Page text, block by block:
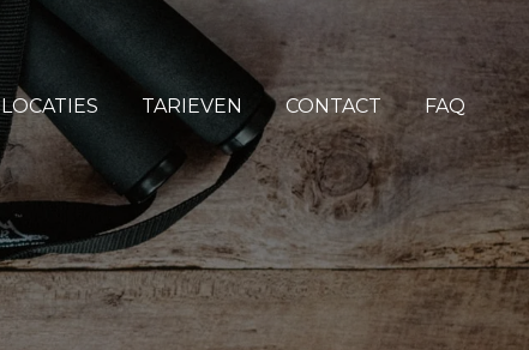
LOCATIES TARIEVEN CONTACT FAQ